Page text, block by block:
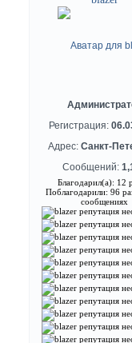
Регистрация:
Адрес: Санкт-
Сообщений:
Благодарил(а): 12
Поблагодарили: 96
сообщениях